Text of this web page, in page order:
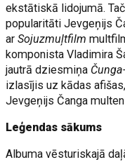
ekstātiskā lidojumā.
popularitāti Jevgeņijs
arSojuzmuļtfilm
komponista Vladimira
jautrā dziesmiņa
izlasījis uz kādas
Jevgeņijs Čanga
Leģendas sākums
Albuma vēsturiskajā